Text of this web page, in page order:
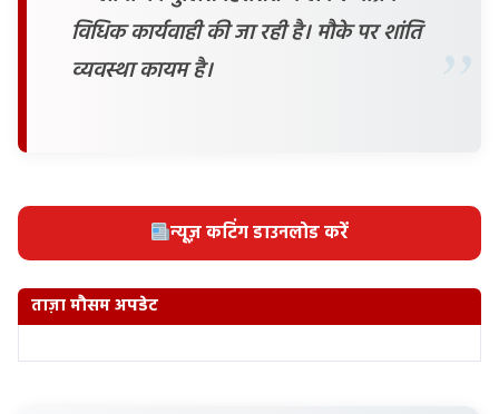
विधिक कार्यवाही की जा रही है। मौके पर शांति
व्यवस्था कायम है।
न्यूज़ कटिंग डाउनलोड करें
ताज़ा मौसम अपडेट